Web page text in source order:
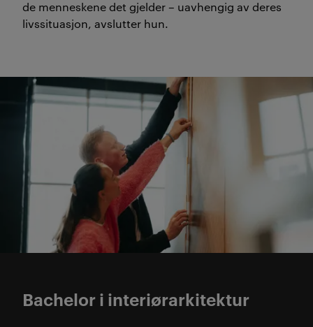
de menneskene det gjelder – uavhengig av deres
livssituasjon, avslutter hun.
Interiørarkitektur +
Bachelor i interiørarkitektur